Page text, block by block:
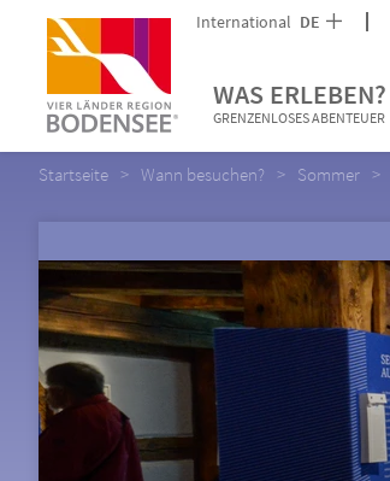
International DE
WAS ERLEBEN?
GRENZENLOSES ABENTEUER
Startseite Wann besuchen? Sommer